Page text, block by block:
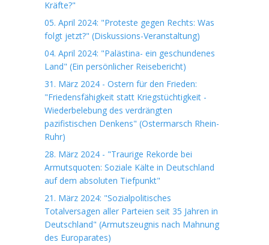
Kräfte?"
05. April 2024: "Proteste gegen Rechts: Was
folgt jetzt?" (Diskussions-Veranstaltung)
04. April 2024: "Palästina- ein geschundenes
Land" (Ein persönlicher Reisebericht)
31. März 2024 - Ostern für den Frieden:
"Friedensfähigkeit statt Kriegstüchtigkeit -
Wiederbelebung des verdrängten
pazifistischen Denkens" (Ostermarsch Rhein-
Ruhr)
28. März 2024 - "Traurige Rekorde bei
Armutsquoten: Soziale Kälte in Deutschland
auf dem absoluten Tiefpunkt"
21. März 2024: "Sozialpolitisches
Totalversagen aller Parteien seit 35 Jahren in
Deutschland" (Armutszeugnis nach Mahnung
des Europarates)